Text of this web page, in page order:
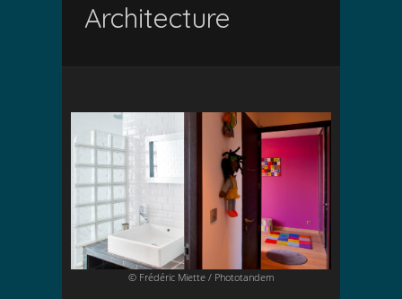
Architecture
© Frédéric Miette / Phototandem